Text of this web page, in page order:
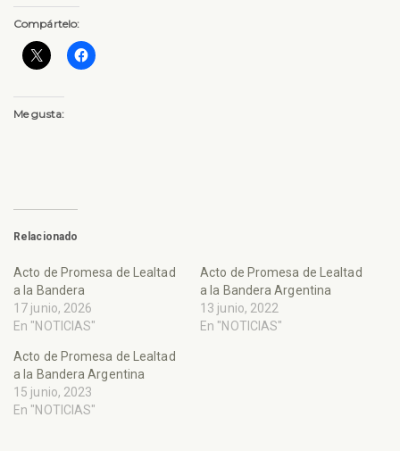
Compártelo:
Me gusta:
Relacionado
Acto de Promesa de Lealtad
a la Bandera
17 junio, 2026
En "NOTICIAS"
Acto de Promesa de Lealtad
a la Bandera Argentina
13 junio, 2022
En "NOTICIAS"
Acto de Promesa de Lealtad
a la Bandera Argentina
15 junio, 2023
En "NOTICIAS"